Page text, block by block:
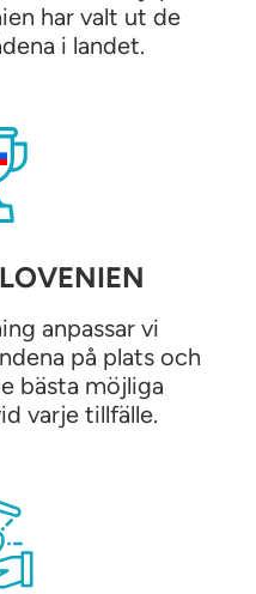
har valt ut de
i landet.
anpassar vi
på plats och
bästa möjliga
varje tillfälle.